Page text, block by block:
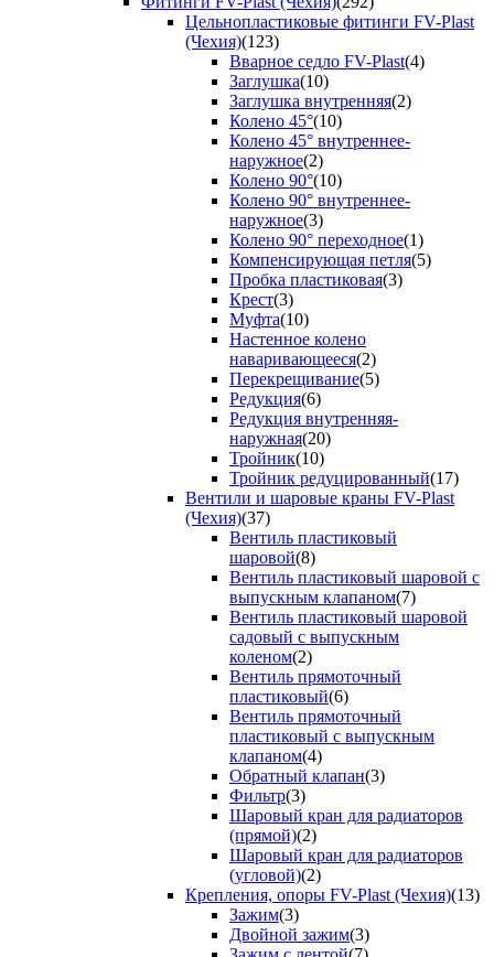
Цельнопластиковые фитинги FV-Plast
(Чехия)(123)
Вварное седло FV-Plast(4)
Заглушка(10)
Заглушка внутренняя(2)
Колено 45°(10)
Колено 45° внутреннее-
наружное(2)
Колено 90°(10)
Колено 90° внутреннее-
наружное(3)
Колено 90° переходное(1)
Компенсирующая петля(5)
Пробка пластиковая(3)
Крест(3)
Муфта(10)
Настенное колено
наваривающееся(2)
Перекрещивание(5)
Редукция(6)
Редукция внутренняя-
наружная(20)
Тройник(10)
Тройник редуцированный(17)
Вентили и шаровые краны FV-Plast
(Чехия)(37)
Вентиль пластиковый
шаровой(8)
Вентиль пластиковый шаровой с
выпускным клапаном(7)
Вентиль пластиковый шаровой
садовый с выпускным
коленом(2)
Вентиль прямоточный
пластиковый(6)
Вентиль прямоточный
пластиковый с выпускным
клапаном(4)
Обратный клапан(3)
Фильтр(3)
Шаровый кран для радиаторов
(прямой)(2)
Шаровый кран для радиаторов
(угловой)(2)
Крепления, опоры FV-Plast (Чехия)(13)
Зажим(3)
Двойной зажим(3)